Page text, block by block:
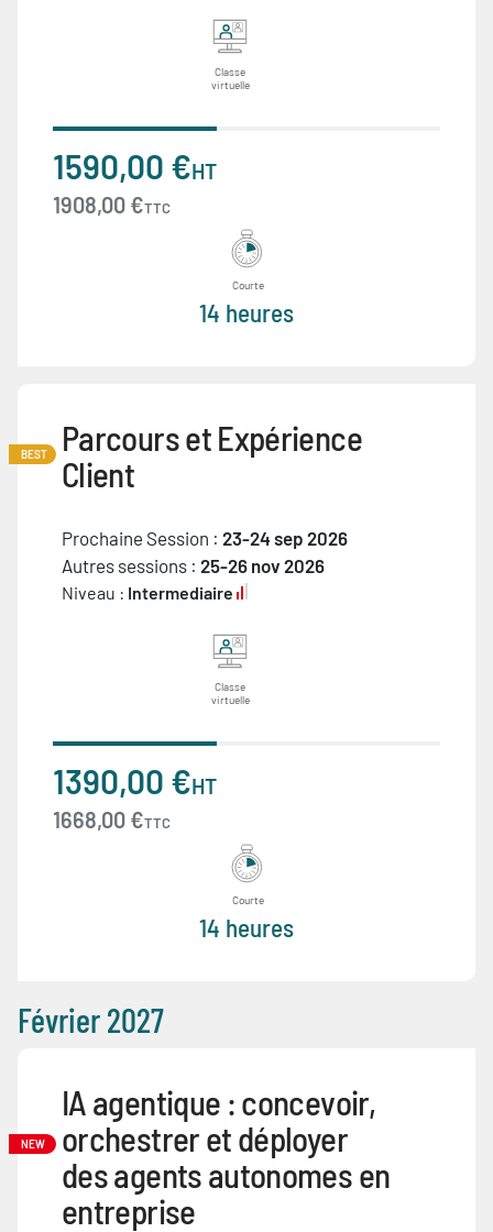
Classe
virtuelle
1590,00 €HT
1908,00 €TTC
Courte
14 heures
BEST
Parcours et Expérience
Client
Prochaine Session : 23-24 sep 2026
Autres sessions : 25-26 nov 2026
Niveau : Intermediaire
Classe
virtuelle
1390,00 €HT
1668,00 €TTC
Courte
14 heures
Février 2027
NEW
IA agentique : concevoir,
orchestrer et déployer
des agents autonomes en
entreprise